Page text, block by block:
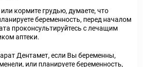
кормите грудью, думаете, что
беременность, перед началом
проконсультируйтесь с лечащим
аптеки.
Дентамет, если Вы беременны,
или планируете беременность,